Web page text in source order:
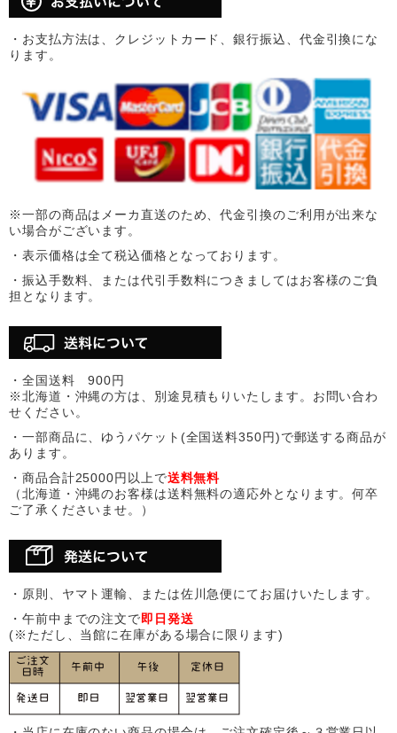
・お支払方法は、クレジットカード、銀行振込、代金引換にな
ります。
※一部の商品はメーカ直送のため、代金引換のご利用が出来な
い場合がございます。
・表示価格は全て税込価格となっております。
・振込手数料、または代引手数料につきましてはお客様のご負
担となります。
・全国送料 900円
※北海道・沖縄の方は、別途見積もりいたします。お問い合わ
せください。
・一部商品に、ゆうパケット(全国送料350円)で郵送する商品が
あります。
・商品合計25000円以上で送料無料
（北海道・沖縄のお客様は送料無料の適応外となります。何卒
ご了承くださいませ。）
・原則、ヤマト運輸、または佐川急便にてお届けいたします。
・午前中までの注文で即日発送
(※ただし、当館に在庫がある場合に限ります)